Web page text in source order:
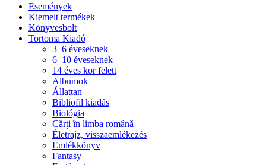
Események
Kiemelt termékek
Könyvesbolt
Tortoma Kiadó
3–6 éveseknek
6–10 éveseknek
14 éves kor felett
Albumok
Állattan
Bibliofil kiadás
Biológia
Cărți în limba română
Életrajz, visszaemlékezés
Emlékkönyv
Fantasy